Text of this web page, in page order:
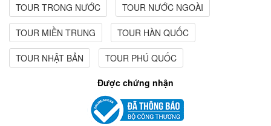
TOUR TRONG NƯỚC
TOUR NƯỚC NGOÀI
TOUR MIỀN TRUNG TOUR HÀN QUỐC
TOUR NHẬT BẢN TOUR PHÚ QUỐC
Được chứng nhận